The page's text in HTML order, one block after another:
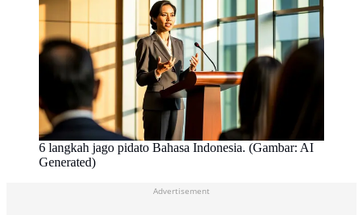
6 langkah jago pidato Bahasa Indonesia. (Gambar: AI
Generated)